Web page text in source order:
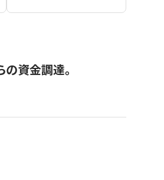
資金調達。